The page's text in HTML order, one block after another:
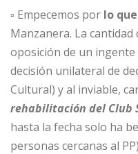
▫ Empecemos por lo
Manzanera. La cantidad
oposición de un ingente
decisión unilateral de
Cultural) y al inviable,
rehabilitación del Club
hasta la fecha solo ha
personas cercanas al